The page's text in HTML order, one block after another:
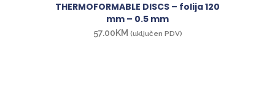
THERMOFORMABLE DISCS – folija 120
mm – 0.5 mm
57.00KM (uključen PDV)